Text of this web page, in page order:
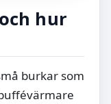
hur
burkar som